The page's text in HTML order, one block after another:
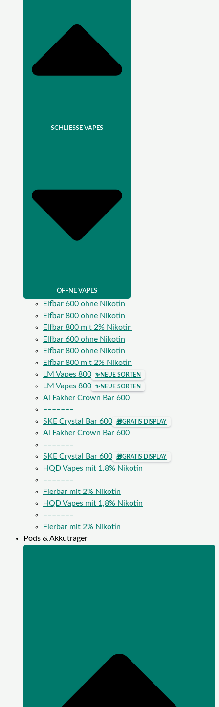
SCHLIESSE VAPES
ÖFFNE VAPES
Elfbar 600 ohne Nikotin
Elfbar 800 ohne Nikotin
Elfbar 800 mit 2% Nikotin
Elfbar 600 ohne Nikotin
Elfbar 800 ohne Nikotin
Elfbar 800 mit 2% Nikotin
LM Vapes 800
✨NEUE SORTEN
LM Vapes 800 ✨NEUE SORTEN
Al Fakher Crown Bar 600
–––––––
SKE Crystal Bar 600
🎁GRATIS DISPLAY
Al Fakher Crown Bar 600
–––––––
SKE Crystal Bar 600
🎁GRATIS DISPLAY
HQD Vapes mit 1,8% Nikotin
–––––––
Flerbar mit 2% Nikotin
HQD Vapes mit 1,8% Nikotin
–––––––
Flerbar mit 2% Nikotin
Pods & Akkuträger